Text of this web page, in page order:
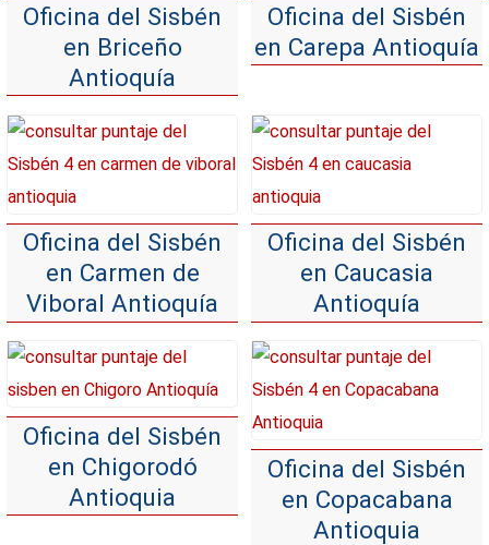
Oficina del Sisbén
en Briceño
Antioquía
Oficina del Sisbén
en Carepa Antioquía
Oficina del Sisbén
en Carmen de
Viboral Antioquía
Oficina del Sisbén
en Caucasia
Antioquía
Oficina del Sisbén
en Chigorodó
Antioquia
Oficina del Sisbén
en Copacabana
Antioquia